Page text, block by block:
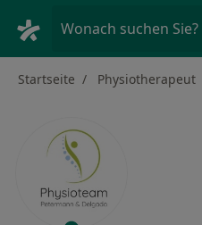
Wonach suchen Sie?
Startseite Physiotherapeut